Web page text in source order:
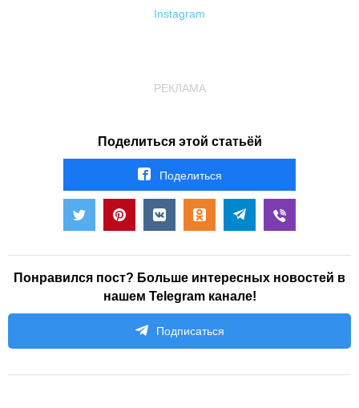
Instagram
РЕКЛАМА
Поделиться этой статьёй
Поделиться
Понравился пост? Больше интересных новостей в
нашем Telegram канале!
Подписаться